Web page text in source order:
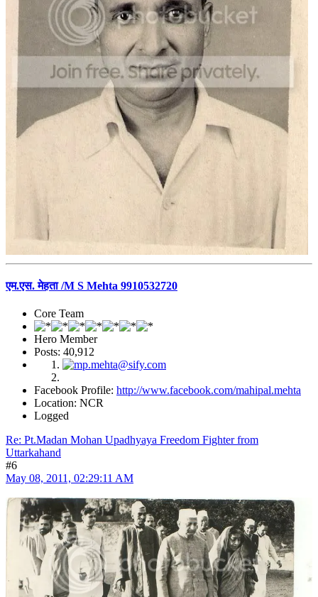
एम.एस. मेहता /M S Mehta 9910532720
Core Team
Hero Member
Posts: 40,912
Facebook Profile: http://www.facebook.com/mahipal.mehta
Location: NCR
Logged
Re: Pt.Madan Mohan Upadhyaya Freedom Fighter from
Uttarkahand
#6
May 08, 2011, 02:29:11 AM